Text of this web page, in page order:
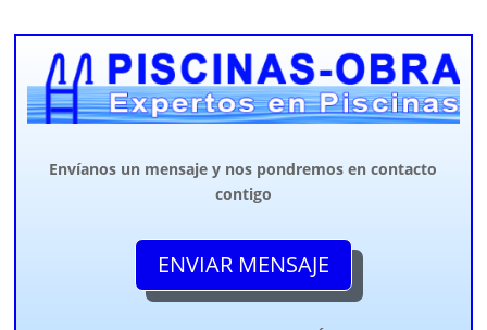
Envíanos un mensaje y nos pondremos en contacto
contigo
ENVIAR MENSAJE